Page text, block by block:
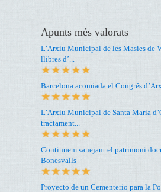
Apunts més valorats
L’Arxiu Municipal de les Masies de
llibres d’...
Barcelona acomiada el Congrés
L’Arxiu Municipal de Santa Maria
tractament...
Continuem sanejant el patrimoni
Bonesvalls
Proyecto de un Cementerio para la